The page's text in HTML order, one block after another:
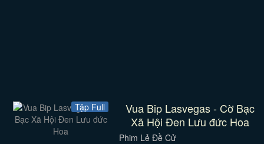
Tập Full
Vua Bip Lasvegas - Cờ Bạc
Xã Hội Đen Lưu đức Hoa
Phim Lẻ Đề Cử